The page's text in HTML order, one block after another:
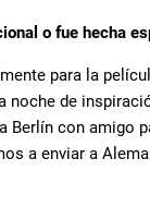
o fue hecha
para la
de
con amigo
a enviar a